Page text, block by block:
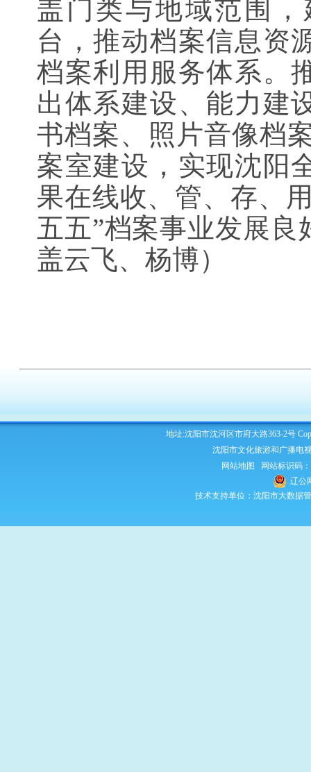
盖门类与地域范围
台，推动档案信息资
档案利用服务体系。
出体系建设、能力建
书档案、照片音像档
案室建设，实现沈阳
果在线收、管、存、
五五”档案事业发展
盖云飞、杨博）
地址:沈阳市沈河区市府大路363-2号
沈阳市文化旅游和广播电
网站地图
网站标识码
辽公
技术支持单位：沈阳市大数据